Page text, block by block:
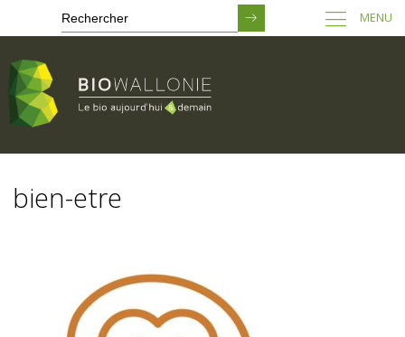
contenu
principal
MENU
bien-etre